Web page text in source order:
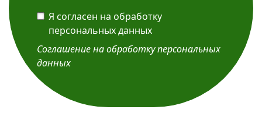
Я согласен на обработку
персональных данных
Соглашение на обработку персональных
данных